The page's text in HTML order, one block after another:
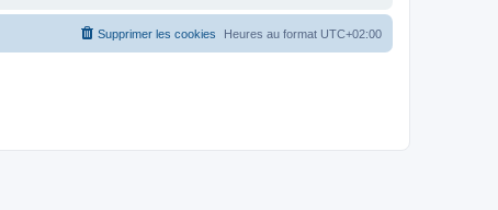
Heures au format UTC+02:00
Supprimer les cookies